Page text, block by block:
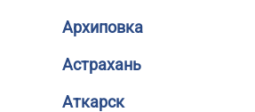
Архиповка
Астрахань
Аткарск